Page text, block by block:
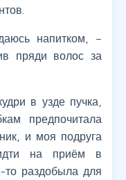
напитком, –
пряди волос за
в узде пучка,
предпочитала
и моя подруга
на приём в
то раздобыла для